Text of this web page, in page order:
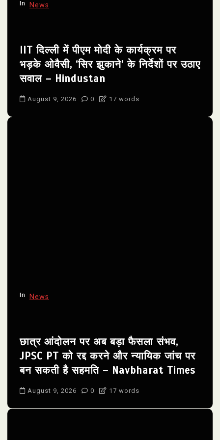
In News
IIT दिल्ली में पीएम मोदी के कार्यक्रम पर
भड़के ओवैसी, ‘सिर झुकाने’ के निर्देशों पर उठाए
सवाल – Hindustan
August 9, 2026 0 17 words
In News
छात्र आंदोलन पर अब बड़ा फैसला संभव,
JPSC PT को रद्द करने और न्यायिक जांच पर
बन सकती है सहमति – Navbharat Times
August 9, 2026 0 17 words